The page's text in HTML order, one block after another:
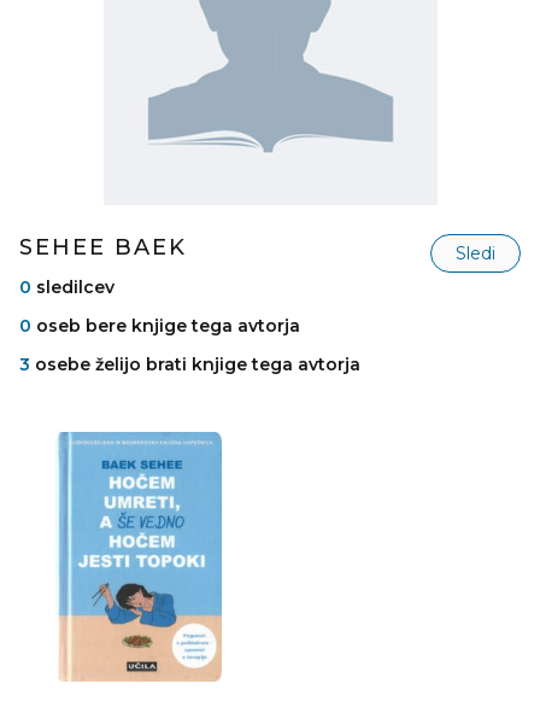
SEHEE BAEK
Sledi
0 sledilcev
0 oseb bere knjige tega avtorja
3 osebe želijo brati knjige tega avtorja